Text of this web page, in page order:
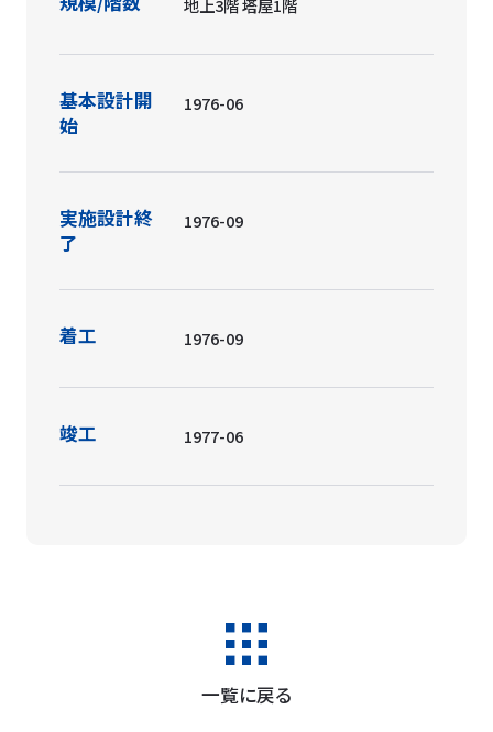
地上3階 塔屋1階
基本設計開
始
1976-06
実施設計終
了
1976-09
着工 1976-09
竣工 1977-06
一覧に戻る